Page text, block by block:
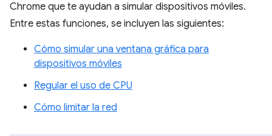
Chrome que te ayudan a simular dispositivos móviles.
Entre estas funciones, se incluyen las siguientes:
Cómo simular una ventana gráfica para
dispositivos móviles
Regular el uso de CPU
Cómo limitar la red